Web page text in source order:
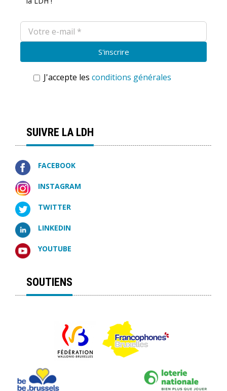
J'accepte les conditions générales
SUIVRE LA LDH
FACEBOOK
INSTAGRAM
TWITTER
LINKEDIN
YOUTUBE
SOUTIENS